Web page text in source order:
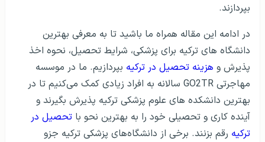
بپردازند.
در ادامه این مقاله همراه ما باشید تا به معرفی بهترین
دانشگاه های ترکیه برای پزشکی، شرایط تحصیل، نحوه اخذ
پذیرش و هزینه تحصیل در ترکیه بپردازیم. ما در موسسه
مهاجرتی GO2TR سالانه به افراد زیادی کمک می‌کنیم تا در
بهترین دانشکده های علوم پزشکی ترکیه پذیرش بگیرند و
آینده کاری و تحصیلی خود را به بهترین نحو با تحصیل در
ترکیه رقم بزنند. برخی از دانشگاه‌های پزشکی ترکیه جزو